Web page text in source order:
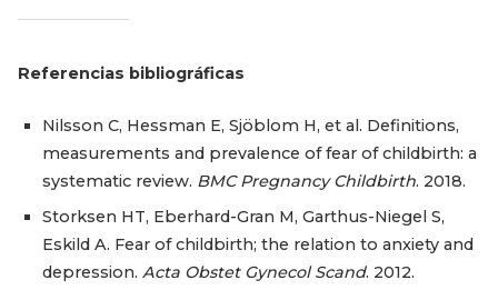
Referencias bibliográficas
Nilsson C, Hessman E, Sjöblom H, et al. Definitions,
measurements and prevalence of fear of childbirth: a
systematic review. BMC Pregnancy Childbirth. 2018.
Storksen HT, Eberhard-Gran M, Garthus-Niegel S,
Eskild A. Fear of childbirth; the relation to anxiety and
depression. Acta Obstet Gynecol Scand. 2012.